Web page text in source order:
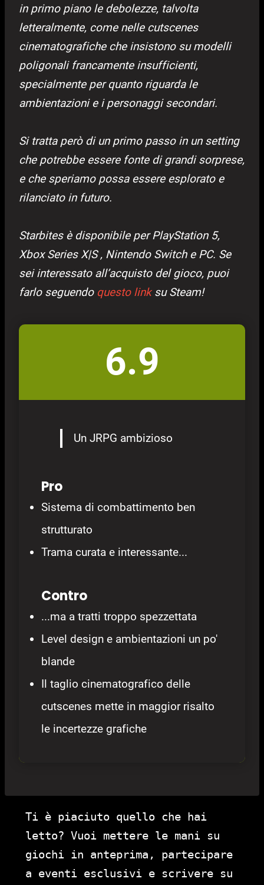
in primo piano le debolezze, talvolta
letteralmente, come nelle cutscenes
cinematografiche che insistono su modelli
poligonali francamente insufficienti,
specialmente per quanto riguarda le
ambientazioni e i personaggi secondari.
Si tratta però di un primo passo in un setting
che potrebbe essere fonte di grandi sorprese,
e che speriamo possa essere esplorato e
rilanciato in futuro.
Starbites è disponibile per PlayStation 5,
Xbox Series X|S , Nintendo Switch ePC. Se
sei interessato all’acquisto del gioco, puoi
farlo seguendo questo linksu Steam!
6.9
Un JRPG ambizioso
Pro
Sistema di combattimento ben
strutturato
Trama curata e interessante...
Contro
...ma a tratti troppo spezzettata
Level design e ambientazioni un po'
blande
Il taglio cinematografico delle
cutscenes mette in maggior risalto
le incertezze grafiche
Ti è piaciuto quello che hai
letto? Vuoi mettere le mani su
giochi in anteprima, partecipare
a eventi esclusivi e scrivere su